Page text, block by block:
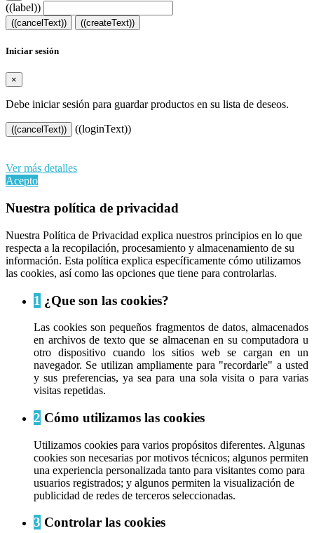
((label))
((cancelText)) ((createText))
Iniciar sesión
×
Debe iniciar sesión para guardar productos en su lista de deseos.
((cancelText))
((loginText))
Ver más detalles
Acepto
Nuestra política de privacidad
Nuestra Política de Privacidad explica nuestros principios en lo que
respecta a la recopilación, procesamiento y almacenamiento de su
información. Esta política explica específicamente cómo utilizamos
las cookies, así como las opciones que tiene para controlarlas.
1 ¿Que son las cookies?
Las cookies son pequeños fragmentos de datos, almacenados
en archivos de texto que se almacenan en su computadora u
otro dispositivo cuando los sitios web se cargan en un
navegador. Se utilizan ampliamente para "recordarle" a usted
y sus preferencias, ya sea para una sola visita o para varias
visitas repetidas.
2 Cómo utilizamos las cookies
Utilizamos cookies para varios propósitos diferentes. Algunas
cookies son necesarias por motivos técnicos; algunos permiten
una experiencia personalizada tanto para visitantes como para
usuarios registrados; y algunos permiten la visualización de
publicidad de redes de terceros seleccionadas.
3 Controlar las cookies